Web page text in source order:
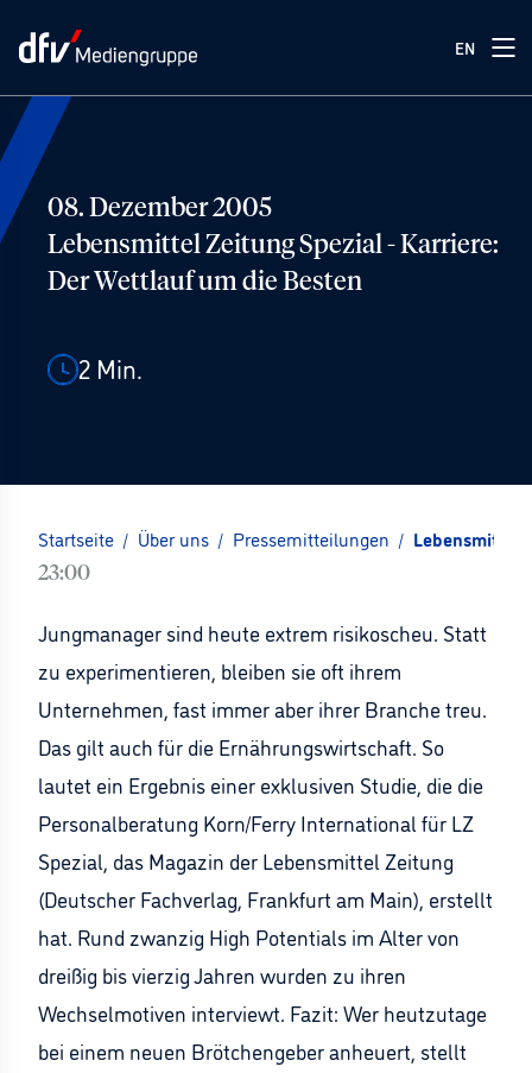
EN
08. Dezember 2005
Lebensmittel Zeitung Spezial - Karriere:
Der Wettlauf um die Besten
2 Min.
Startseite / Über uns / Pressemitteilungen / Lebensmittel
23:00
Jungmanager sind heute extrem risikoscheu. Statt
zu experimentieren, bleiben sie oft ihrem
Unternehmen, fast immer aber ihrer Branche treu.
Das gilt auch für die Ernährungswirtschaft. So
lautet ein Ergebnis einer exklusiven Studie, die die
Personalberatung Korn/Ferry International für LZ
Spezial, das Magazin der Lebensmittel Zeitung
(Deutscher Fachverlag, Frankfurt am Main), erstellt
hat. Rund zwanzig High Potentials im Alter von
dreißig bis vierzig Jahren wurden zu ihren
Wechselmotiven interviewt. Fazit: Wer heutzutage
bei einem neuen Brötchengeber anheuert, stellt